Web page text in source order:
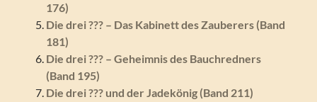
176)
Die drei ??? – Das Kabinett des Zauberers (Band
181)
Die drei ??? – Geheimnis des Bauchredners
(Band 195)
Die drei ??? und der Jadekönig (Band 211)